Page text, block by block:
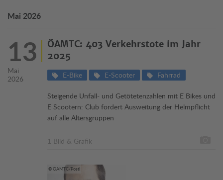
Mai 2026
13
Mai
2026
ÖAMTC: 403 Verkehrstote im Jahr
2025
E-Bike E-Scooter Fahrrad
Steigende Unfall- und Getötetenzahlen mit E Bikes und
E Scootern: Club fordert Ausweitung der Helmpflicht
auf alle Altersgruppen
1 Bild & Grafik
© ÖAMTC/Postl